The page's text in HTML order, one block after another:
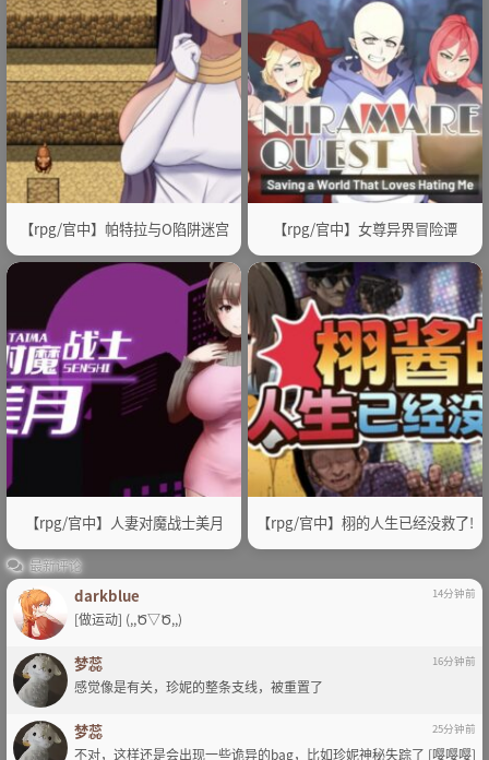
【rpg/官中】帕特拉与O陷阱迷宫 【rpg/官中】女尊异界冒险谭
【rpg/官中】人妻对魔战士美月 【rpg/官中】栩的人生已经没救了!
最新评论
darkblue 14分钟前
[做运动] (,,Ծ▽Ծ,,)
梦蕊 16分钟前
感觉像是有关，珍妮的整条支线，被重置了
梦蕊 25分钟前
不对，这样还是会出现一些诡异的bag，比如珍妮神秘失踪了 [嘤嘤嘤]